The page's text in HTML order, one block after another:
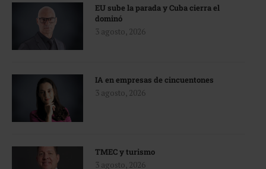
EU sube la parada y Cuba cierra el
dominó
3 agosto, 2026
IA en empresas de cincuentones
3 agosto, 2026
TMEC y turismo
3 agosto, 2026